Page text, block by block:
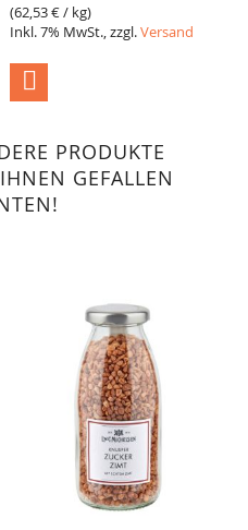
(62,53 €/ kg)
Inkl. 7% MwSt., zzgl.Versand
PRODUKTE
GEFALLEN